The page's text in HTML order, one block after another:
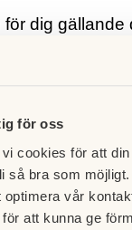
för oss
cookies för att
så bra som
vår
att kunna ge
för dig
annan
att